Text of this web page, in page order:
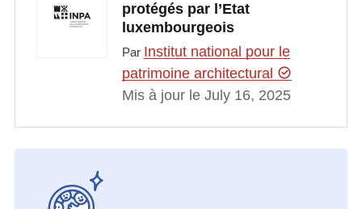
protégés par l’Etat
luxembourgeois
Par Institut national pour le
patrimoine architectural
Mis à jour le July 16, 2025